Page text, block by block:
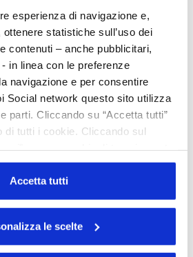
esperienza di navigazione e,
statistiche sull’uso dei
contenuti – anche pubblicitari,
in linea con le preferenze
navigazione e per consentire
Social network questo sito utilizza
parti. Cliccando su “Accetta tutti”
di tutti i cookie. Cliccando sul
Cliccando su
è possibile esprimere la propria
ciascuna categoria di cookie del
Accetta tutti
le scelte
2016
2015
2008
2004
2003